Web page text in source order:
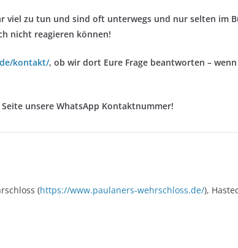
zu tun und sind oft unterwegs und nur selten im
nicht reagieren können!
kontakt/, ob wir dort Eure Frage beantworten –
unsere WhatsApp Kontaktnummer!
(https://www.paulaners-wehrschloss.de/),